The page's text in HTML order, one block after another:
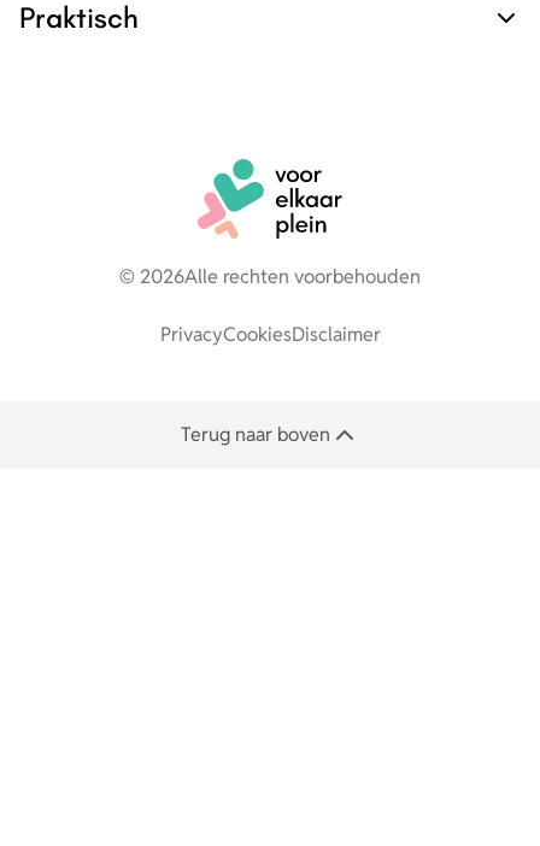
Praktisch
© 2026Alle rechten voorbehouden
PrivacyCookiesDisclaimer
Terug naar boven